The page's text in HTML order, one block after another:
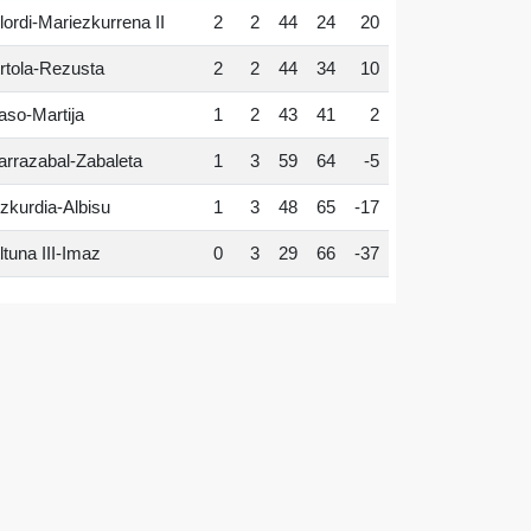
Mariezkurrena II 2 2 44 24 20
Rezusta 2 2 44 34 10
Martija 1 2 43 41 2
Zabaleta 1 3 59 64 -5
Albisu 1 3 48 65 -17
III-Imaz 0 3 29 66 -37